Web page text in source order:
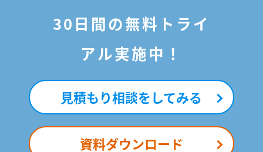
30日間の無料トライ
アル実施中！
見積もり相談をしてみる
資料ダウンロード